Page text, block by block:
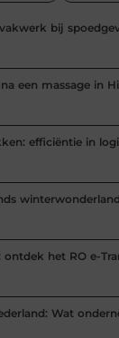
bij
een massage in
efficiëntie in
winterwonderland
het RO e-
Wat